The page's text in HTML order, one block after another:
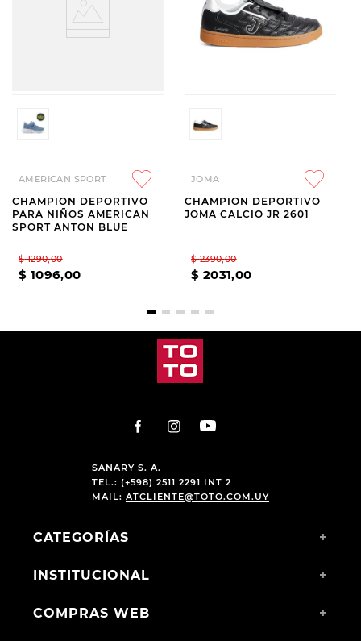
AMERICAN SPORT
CHAMPION DEPORTIVO
PARA NIÑOS AMERICAN
SPORT ANTON BLUE
$ 1290,00
$ 1096,00
JOMA
CHAMPION DEPORTIVO
JOMA CALCIO JR 2601
$ 2390,00
$ 2031,00
SANARY S. A.
TEL.: (+598) 2511 2291 INT 2
MAIL: ATCLIENTE@TOTO.COM.UY
CATEGORÍAS +
INSTITUCIONAL +
COMPRAS WEB +